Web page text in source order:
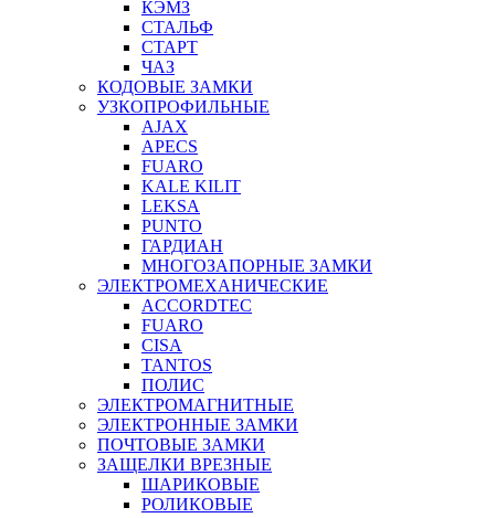
КЭМЗ
СТАЛЬФ
СТАРТ
ЧАЗ
КОДОВЫЕ ЗАМКИ
УЗКОПРОФИЛЬНЫЕ
AJAX
APECS
FUARO
KALE KILIT
LEKSA
PUNTO
ГАРДИАН
МНОГОЗАПОРНЫЕ ЗАМКИ
ЭЛЕКТРОМЕХАНИЧЕСКИЕ
ACCORDTEC
FUARO
CISA
TANTOS
ПОЛИС
ЭЛЕКТРОМАГНИТНЫЕ
ЭЛЕКТРОННЫЕ ЗАМКИ
ПОЧТОВЫЕ ЗАМКИ
ЗАЩЕЛКИ ВРЕЗНЫЕ
ШАРИКОВЫЕ
РОЛИКОВЫЕ